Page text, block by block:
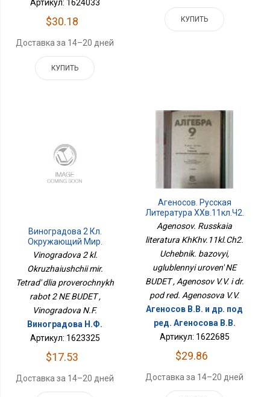
Артикул: 1624033
$30.18
Доставка за 14–20 дней
КУПИТЬ
КУПИТЬ
Виноградова 2 Кл.
Окружающий Мир.
Тетрадь Для
Проверочных Работ 2 НЕ
БУДЕТ
Vinogradova 2 kl.
Okruzhaiushchii mir.
Tetrad' dlia proverochnykh
rabot 2 NE BUDET ,
Vinogradova N.F.
Виноградова Н.Ф.
Артикул: 1623325
$17.53
Доставка за 14–20 дней
Агеносов. Русская
Литература ХХв.11кл.Ч2.
Учебник. Базовый,
Углубленный Уровень
НЕ БУДЕТ
Agenosov. Russkaia
literatura KhKhv.11kl.Ch2.
Uchebnik. bazovyi,
uglublennyi uroven' NE
BUDET , Agenosov V.V. i dr.
pod red. Agenosova V.V.
Агеносов В.В. и др. под
ред. Агеносова В.В.
Артикул: 1622685
$29.86
Доставка за 14–20 дней